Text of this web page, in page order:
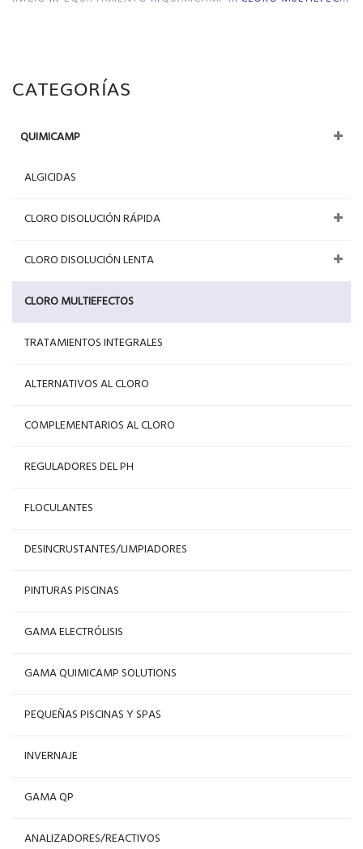
CATEGORÍAS
QUIMICAMP
ALGICIDAS
CLORO DISOLUCIÓN RÁPIDA
CLORO DISOLUCIÓN LENTA
CLORO MULTIEFECTOS
TRATAMIENTOS INTEGRALES
ALTERNATIVOS AL CLORO
COMPLEMENTARIOS AL CLORO
REGULADORES DEL PH
FLOCULANTES
DESINCRUSTANTES/LIMPIADORES
PINTURAS PISCINAS
GAMA ELECTRÓLISIS
GAMA QUIMICAMP SOLUTIONS
PEQUEÑAS PISCINAS Y SPAS
INVERNAJE
GAMA QP
ANALIZADORES/REACTIVOS